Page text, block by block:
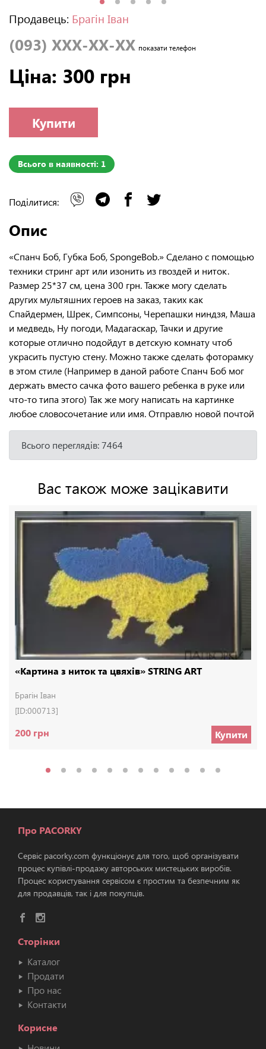
Продавець: Брагін Іван
(093) XXX-XX-XX показати телефон
Ціна: 300 грн
Купити
Всього в наявності: 1
Поділитися:
Опис
«Спанч Боб, Губка Боб, SpongeBob.» Сделано с помощью
техники стринг арт или изонить из гвоздей и ниток.
Размер 25*37 см, цена 300 грн. Также могу сделать
других мультяшних героев на заказ, таких как
Спайдермен, Шрек, Симпсоны, Черепашки ниндзя, Маша
и медведь, Ну погоди, Мадагаскар, Тачки и другие
которые отлично подойдут в детскую комнату чтоб
украсить пустую стену. Можно также сделать фоторамку
в этом стиле (Например в даной работе Спанч Боб мог
держать вместо сачка фото вашего ребенка в руке или
что-то типа этого) Так же могу написать на картинке
любое словосочетание или имя. Отправлю новой почтой
Всього переглядів: 7464
Вас також може зацікавити
«Картина з ниток та цвяхів» STRING ART
Брагін Іван
[ID:000713]
200 грн Купити
Про PACORKY
Сервіс pacorky.com функціонує для того, щоб організувати
процес купівлі-продажу авторських мистецьких виробів.
Процес користування сервісом є простим та безпечним як
для продавців, так і для покупців.
Сторінки
Каталог
Продати
Про нас
Контакти
Корисне